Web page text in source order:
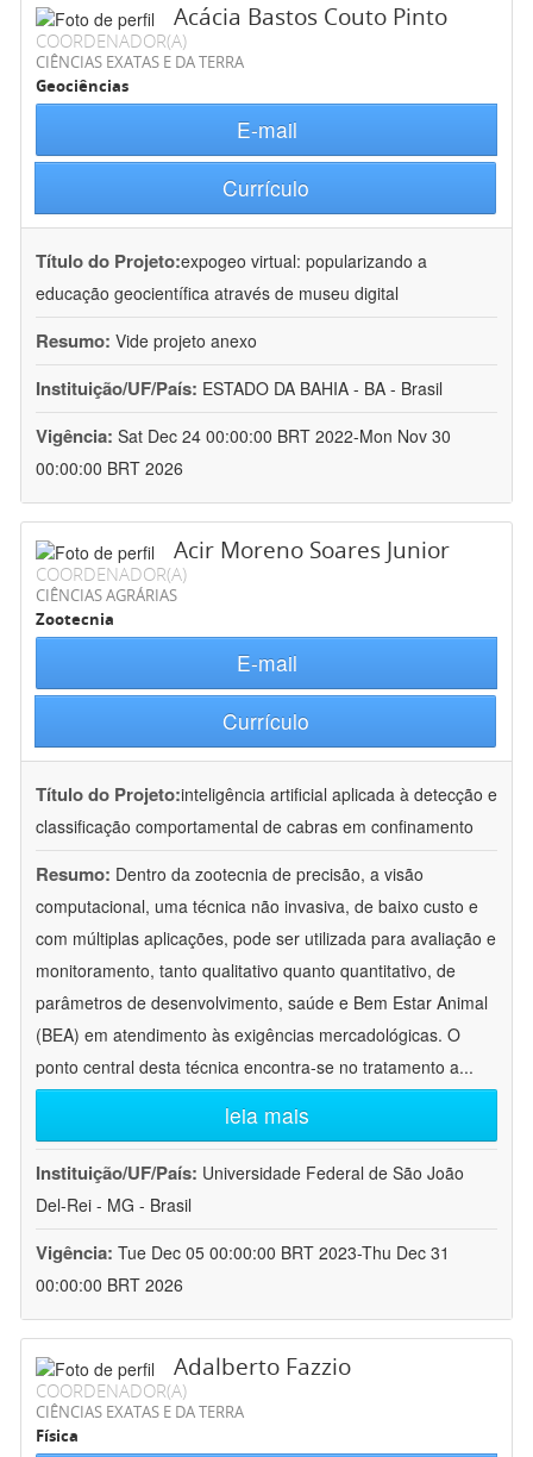
Acácia Bastos Couto Pinto
COORDENADOR(A)
CIÊNCIAS EXATAS E DA TERRA
Geociências
E-mail
Currículo
Título do Projeto:expogeo virtual: popularizando a
educação geocientífica através de museu digital
Resumo: Vide projeto anexo
Instituição/UF/País: ESTADO DA BAHIA - BA - Brasil
Vigência: Sat Dec 24 00:00:00 BRT 2022-Mon Nov 30
00:00:00 BRT 2026
Acir Moreno Soares Junior
COORDENADOR(A)
CIÊNCIAS AGRÁRIAS
Zootecnia
E-mail
Currículo
Título do Projeto:inteligência artificial aplicada à detecção e
classificação comportamental de cabras em confinamento
Resumo: Dentro da zootecnia de precisão, a visão
computacional, uma técnica não invasiva, de baixo custo e
com múltiplas aplicações, pode ser utilizada para avaliação e
monitoramento, tanto qualitativo quanto quantitativo, de
parâmetros de desenvolvimento, saúde e Bem Estar Animal
(BEA) em atendimento às exigências mercadológicas. O
ponto central desta técnica encontra-se no tratamento a...
leia mais
Instituição/UF/País: Universidade Federal de São João
Del-Rei - MG - Brasil
Vigência: Tue Dec 05 00:00:00 BRT 2023-Thu Dec 31
00:00:00 BRT 2026
Adalberto Fazzio
COORDENADOR(A)
CIÊNCIAS EXATAS E DA TERRA
Física